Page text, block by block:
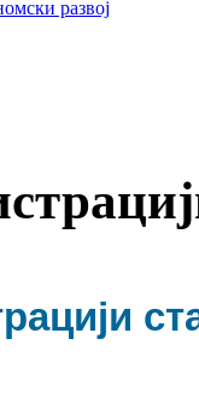
развој